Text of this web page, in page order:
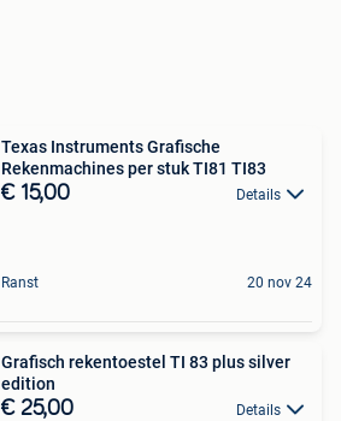
Texas Instruments Grafische
Rekenmachines per stuk TI81 TI83
€ 15,00 Details
Ranst 20 nov 24
Grafisch rekentoestel TI 83 plus silver
edition
€ 25,00 Details